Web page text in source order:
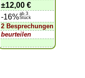
±12,00 €
-16%ab 3
Stück
2 Besprechungen
beurteilen